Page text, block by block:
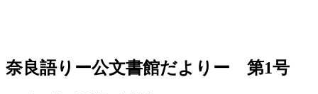
奈良語りー公文書館だよりー 第1号